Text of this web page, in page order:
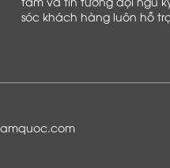
sóc khách hàng luôn hỗ